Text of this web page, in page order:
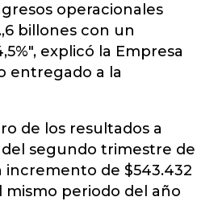
operacionales
billones con un
explicó la Empresa
entregado a la
de los resultados a
segundo trimestre de
incremento de $543.432
periodo del año